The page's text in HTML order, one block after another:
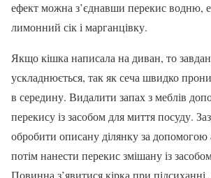
ефект можна з’єднавши перекис водню,
лимонний сік і марганцівку.
Якщо кішка написала на диван, то
ускладнюється, так як сеча швидко
в середину. Видалити запах з меблів
перекису із засобом для миття посуду.
обробити описану ділянку за допомогою
потім нанести перекис змішану із